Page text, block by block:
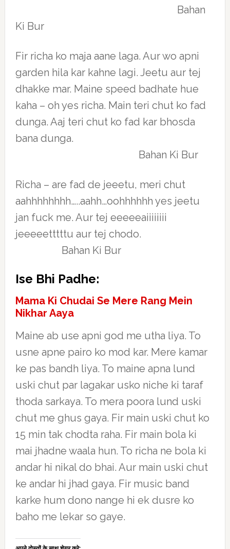
Bahan
Ki Bur
Fir richa ko maja aane laga. Aur wo apni
garden hila kar kahne lagi. Jeetu aur tej
dhakke mar. Maine speed badhate hue
kaha – oh yes richa. Main teri chut ko fad
dunga. Aaj teri chut ko fad kar bhosda
bana dunga.
Bahan Ki Bur
Richa – are fad de jeeetu, meri chut
aahhhhhhhh…..aahh…oohhhhhh yes jeetu
jan fuck me. Aur tej eeeeeaiiiiiiii
jeeeeetttttu aur tej chodo.
Bahan Ki Bur
Ise Bhi Padhe:
Mama Ki Chudai Se Mere Rang Mein
Nikhar Aaya
Maine ab use apni god me utha liya. To
usne apne pairo ko mod kar. Mere kamar
ke pas bandh liya. To maine apna lund
uski chut par lagakar usko niche ki taraf
thoda sarkaya. To mera poora lund uski
chut me ghus gaya. Fir main uski chut ko
15 min tak chodta raha. Fir main bola ki
mai jhadne waala hun. To richa ne bola ki
andar hi nikal do bhai. Aur main uski chut
ke andar hi jhad gaya. Fir music band
karke hum dono nange hi ek dusre ko
baho me lekar so gaye.